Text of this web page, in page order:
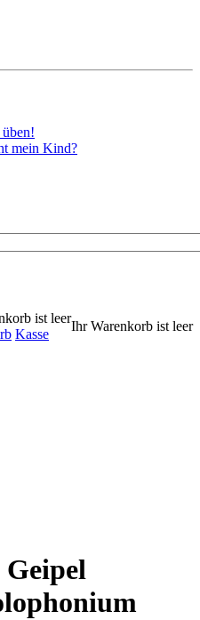
mein Kind?
ist leer
Kasse
Ihr Warenkorb ist leer
Geipel